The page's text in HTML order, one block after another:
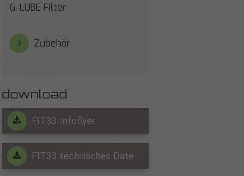
G-LUBE Filter
Zubehör
download
FIT33 Infoflyer
FIT33 technisches Datenblatt